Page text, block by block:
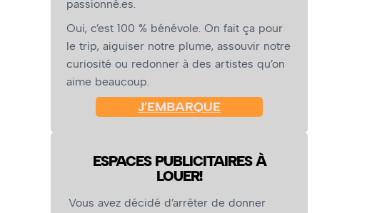
passionné.es.
Oui, c’est 100 % bénévole. On fait ça pour
le trip, aiguiser notre plume, assouvir notre
curiosité ou redonner à des artistes qu’on
aime beaucoup.
J’EMBARQUE
ESPACES PUBLICITAIRES À
LOUER!
Vous avez décidé d’arrêter de donner